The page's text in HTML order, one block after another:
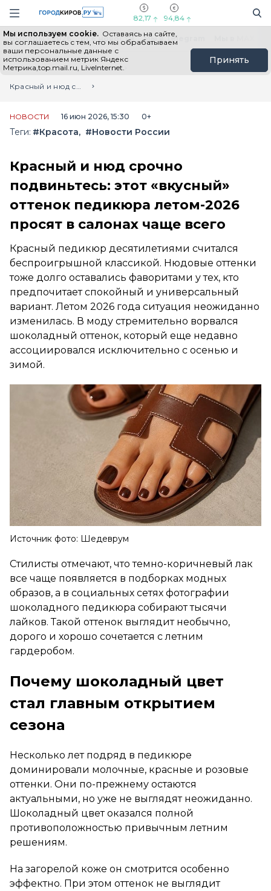
Навигация сайта
82,17 94,84
Мы используем cookie. Оставаясь на сайте,
вы соглашаетесь с тем, что мы обрабатываем
ваши персональные данные с
использованием метрик Яндекс
Метрика,top.mail.ru, LiveInternet.
Принять
Выборы - 2026 Все новости Мы в Telegram
Главная
Лента новостей
Красный и нюд срочно подвиньтесь: этот «вкусный» оттенок педикюра летом-2026 просят в салонах чаще всего
НОВОСТИ 16 июн 2026, 15:30 0+
Теги: #Красота #Новости России
Красный и нюд срочно
подвиньтесь: этот «вкусный»
оттенок педикюра летом-2026
просят в салонах чаще всего
Красный педикюр десятилетиями считался
беспроигрышной классикой. Нюдовые оттенки
тоже долго оставались фаворитами у тех, кто
предпочитает спокойный и универсальный
вариант. Летом 2026 года ситуация неожиданно
изменилась. В моду стремительно ворвался
шоколадный оттенок, который еще недавно
ассоциировался исключительно с осенью и
зимой.
Источник фото: Шедеврум
Стилисты отмечают, что темно-коричневый лак
все чаще появляется в подборках модных
образов, а в социальных сетях фотографии
шоколадного педикюра собирают тысячи
лайков. Такой оттенок выглядит необычно,
дорого и хорошо сочетается с летним
гардеробом.
Почему шоколадный цвет
стал главным открытием
сезона
Несколько лет подряд в педикюре
доминировали молочные, красные и розовые
оттенки. Они по-прежнему остаются
актуальными, но уже не выглядят неожиданно.
Шоколадный цвет оказался полной
противоположностью привычным летним
решениям.
На загорелой коже он смотрится особенно
эффектно. При этом оттенок не выглядит